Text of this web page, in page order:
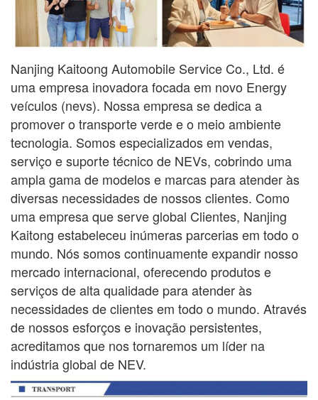
Nanjing Kaitoong Automobile Service Co., Ltd. é
uma empresa inovadora focada em novo Energy
veículos (nevs). Nossa empresa se dedica a
promover o transporte verde e o meio ambiente
tecnologia. Somos especializados em vendas,
serviço e suporte técnico de NEVs, cobrindo uma
ampla gamade modelos e marcas para atender às
diversas necessidades de nossos clientes. Como
uma empresa que serve global Clientes, Nanjing
Kaitong estabeleceu inúmeras parcerias em todo o
mundo. Nós somos continuamenteexpandir nosso
mercado internacional, oferecendo produtos e
serviços de alta qualidade para atender às
necessidades declientes em todo o mundo. Através
de nossos esforços e inovação persistentes,
acreditamos que nos tornaremos um líder na
indústria global de NEV.